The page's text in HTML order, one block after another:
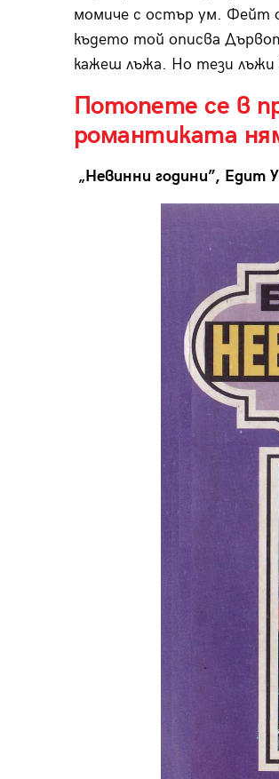
момиче с остър ум. Фейт
където той описва
кажеш лъжа. Но тези
Потопете се в
романтиката
„Невинни години”, Едит